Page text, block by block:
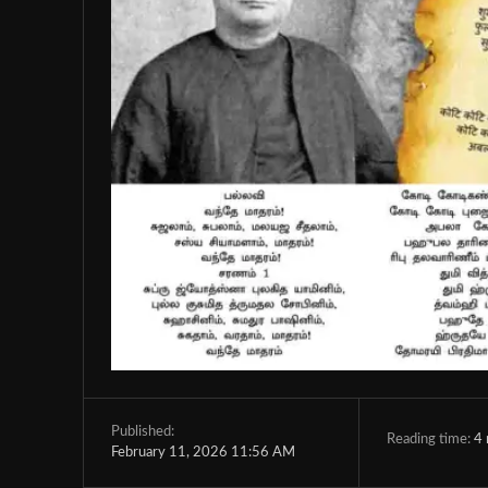
Published:
February 11, 2026 11:56 AM
Reading time: 4